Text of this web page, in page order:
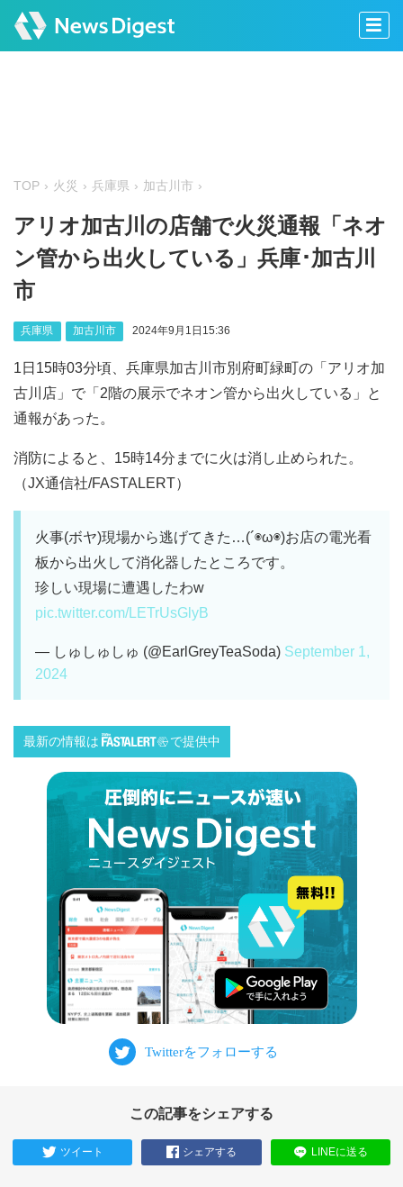
TOP 火災 兵庫県 加古川市
アリオ加古川の店舗で火災通報「ネオ
ン管から出火している」兵庫･加古川
市
兵庫県 加古川市 2024年9月1日15:36
1日15時03分頃、兵庫県加古川市別府町緑町の「アリオ加
古川店」で「2階の展示でネオン管から出火している」と
通報があった。
消防によると、15時14分までに火は消し止められた。
（JX通信社/FASTALERT）
火事(ボヤ)現場から逃げてきた…(´◉ω◉)お店の電光看
板から出火して消化器したところです。
珍しい現場に遭遇したわw
pic.twitter.com/LETrUsGlyB
— しゅしゅしゅ (@EarlGreyTeaSoda) September 1,
2024
最新の情報は で提供中
この記事をシェアする
ツイート シェアする LINEに送る